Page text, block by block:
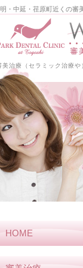
・中延・荏原町近くの審
美治療（セラミック治療
HOME